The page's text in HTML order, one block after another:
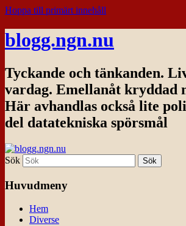
Hoppa till primärt innehåll
blogg.ngn.nu
Tyckande och tänkanden.
vardag. Emellanåt kryddad
Här avhandlas också lite
del datatekniska spörsmål
Sök
Huvudmeny
Hem
Diverse